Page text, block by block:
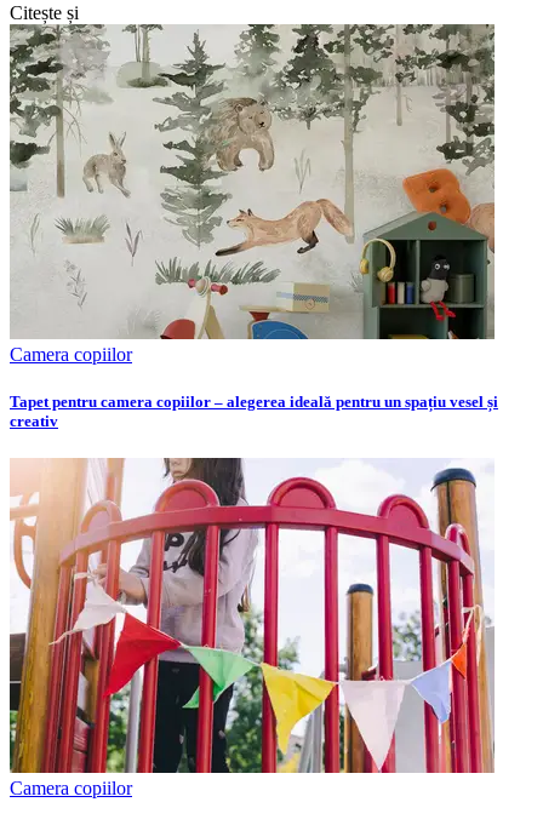
Citește și
Camera copiilor
Tapet pentru camera copiilor – alegerea ideală pentru un spațiu vesel și
creativ
Camera copiilor